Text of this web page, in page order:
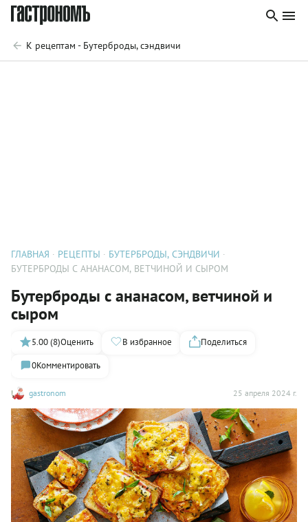
К рецептам - Бутерброды, сэндвичи
ГЛАВНАЯ РЕЦЕПТЫ
БУТЕРБРОДЫ, СЭНДВИЧИ
БУТЕРБРОДЫ С АНАНАСОМ, ВЕТЧИНОЙ И СЫРОМ
Бутерброды с ананасом, ветчиной и
сыром
gastronom 25 апреля 2024 г.
5.00 (8)Оценить В избранное
Поделиться
0Комментировать